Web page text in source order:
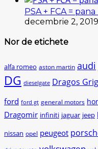
PSA + FCA =
decembrie 2, 2019
Nor de etichete
alfa romeo aston martin audi
DG dieselgate Dragos
ford ford gt general motors
Dragomir infiniti jaguar jeep
nissan opel peugeot